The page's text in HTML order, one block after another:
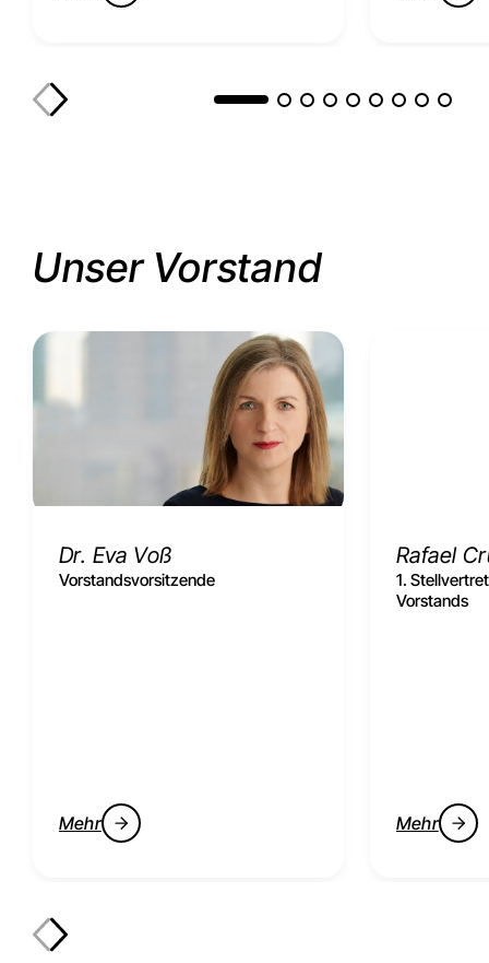
Unser Vorstand
Dr. Eva Voß
Vorstandsvorsitzende
Mehr
Rafael
1.
Vorstands
Mehr